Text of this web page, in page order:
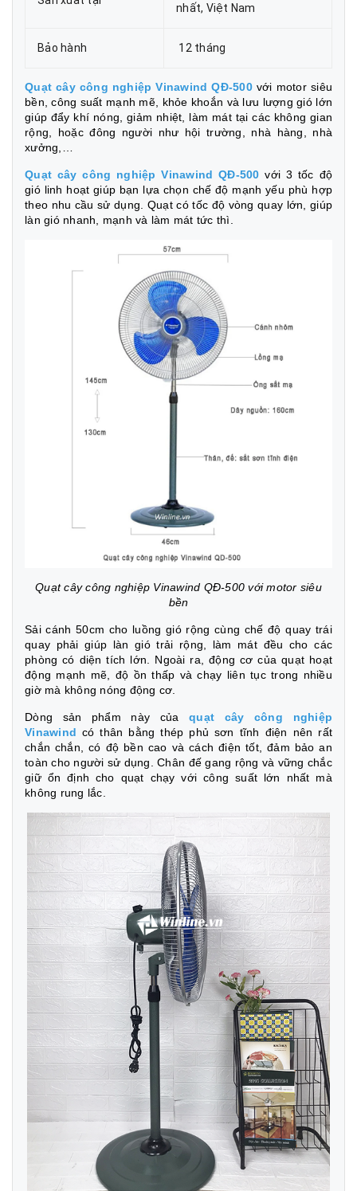
nhất, Việt Nam
Bảo hành 12 tháng
Quạt cây công nghiệp Vinawind QĐ-500 với motor siêu
bền, công suất mạnh mẽ, khỏe khoắn và lưu lượng gió lớn
giúp đẩy khí nóng, giảm nhiệt, làm mát tại các không gian
rộng, hoặc đông người như hội trường, nhà hàng, nhà
xưởng,…
Quạt cây công nghiệp Vinawind QĐ-500 với 3 tốc độ
gió linh hoạt giúp bạn lựa chọn chế độ mạnh yếu phù hợp
theo nhu cầu sử dụng. Quạt có tốc độ vòng quay lớn, giúp
làn gió nhanh, mạnh và làm mát tức thì.
Quạt cây công nghiệp Vinawind QĐ-500 với motor siêu
bền
Sải cánh 50cm cho luồng gió rộng cùng chế độ quay trái
quay phải giúp làn gió trải rộng, làm mát đều cho các
phòng có diện tích lớn. Ngoài ra, động cơ của quạt hoạt
động mạnh mẽ, độ ồn thấp và chạy liên tục trong nhiều
giờ mà không nóng động cơ.
Dòng sản phẩm này củaquạt cây công nghiệp
Vinawind có thân bằng thép phủ sơn tĩnh điện nên rất
chắn chắn, có độ bền cao và cách điện tốt, đảm bảo an
toàn cho người sử dụng. Chân đế gang rộng và vững chắc
giữ ổn định cho quạt chạy với công suất lớn nhất mà
không rung lắc.